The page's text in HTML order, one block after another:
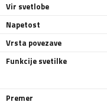
Vir svetlobe
Napetost
Vrsta povezave
Funkcije svetilke
Premer